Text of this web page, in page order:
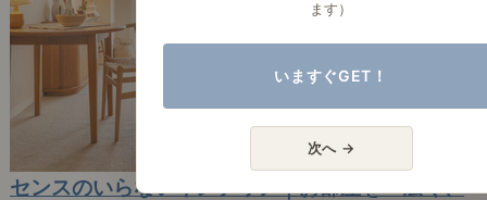
センスのいらないインテリア｜お部屋を「広く、
ます）
いますぐGET！
次へ →